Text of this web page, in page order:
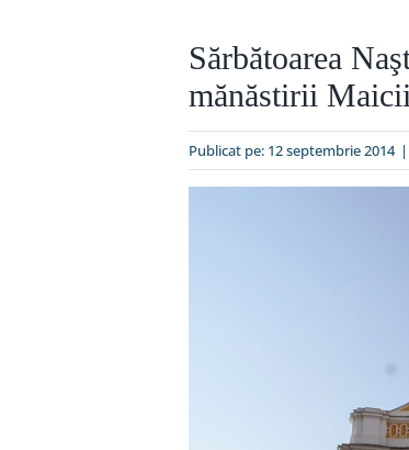
Sărbătoarea
mănăstirii
Publicat pe: 12 septembrie 2014 |